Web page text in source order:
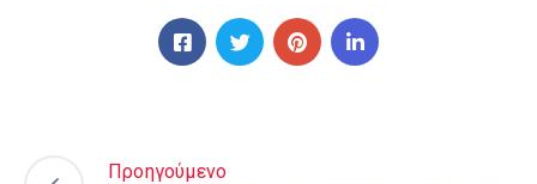
Προηγούμενο